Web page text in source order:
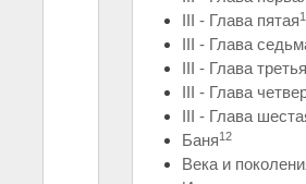
III - Глава пятая1
III - Глава
III - Глава третья
III - Глава
III - Глава
Баня12
Века и